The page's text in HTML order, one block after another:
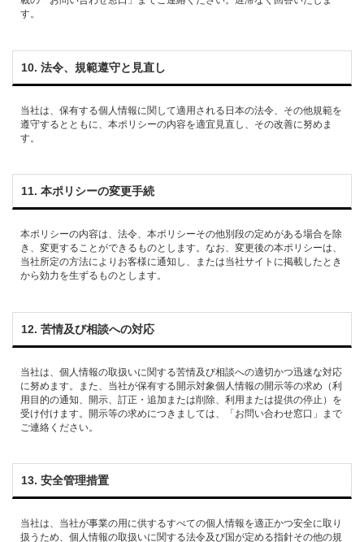
10. 法令、規範遵守と⾒直し
当社は、保有する個⼈情報に関して適⽤される⽇本の法令、その他規範を
遵守するとともに、本ポリシーの内容を適宜⾒直し、その改善に努めま
11. 本ポリシーの変更⼿続
本ポリシーの内容は、法令、本ポリシーその他別段の定めがある場合を除
き、変更することができるものとします。なお、変更後の本ポリシーは、
当社所定の⽅法によりお客様に通知し、または当社サイトに掲載したとき
12. 苦情及び相談への対応
当社は、個⼈情報の取扱いに関する苦情及び相談への適切かつ迅速な対応
に努めます。また、当社が保有する開⽰対象個⼈情報の開⽰等の求め（利
⽤⽬的の通知、開⽰、訂正・追加または削除、利⽤または提供の停⽌）を
受け付けます。開⽰等の求めにつきましては、「お問い合わせ窓⼝」まで
13. 安全管理措置
当社は、当社が事業の⽤に供するすべての個⼈情報を適正かつ安全に取り
扱うため、個⼈情報の取扱いに関する法令及び国が定める指針その他の規